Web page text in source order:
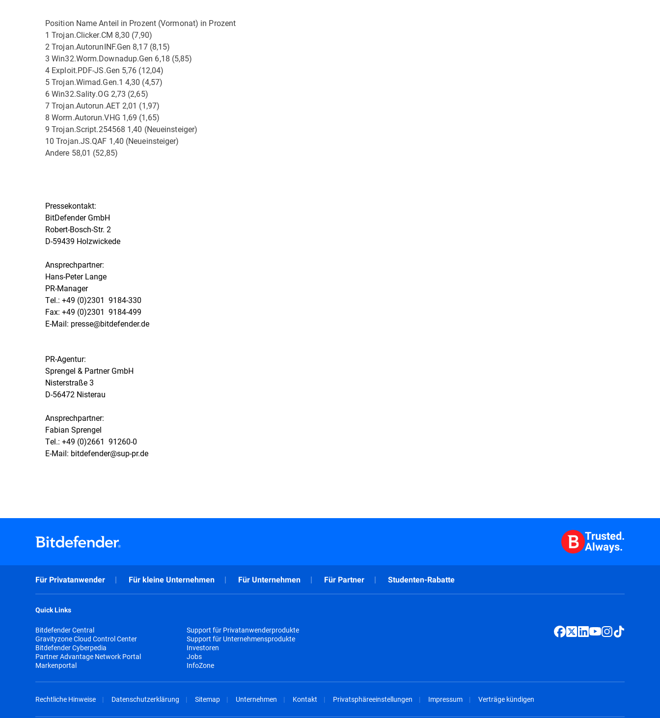
Position Name Anteil in Prozent (Vormonat) in Prozent
1 Trojan.Clicker.CM 8,30 (7,90)
2 Trojan.AutorunINF.Gen 8,17 (8,15)
3 Win32.Worm.Downadup.Gen 6,18 (5,85)
4 Exploit.PDF-JS.Gen 5,76 (12,04)
5 Trojan.Wimad.Gen.1 4,30 (4,57)
6 Win32.Sality.OG 2,73 (2,65)
7 Trojan.Autorun.AET 2,01 (1,97)
8 Worm.Autorun.VHG 1,69 (1,65)
9 Trojan.Script.254568 1,40 (Neueinsteiger)
10 Trojan.JS.QAF 1,40 (Neueinsteiger)
Andere 58,01 (52,85)
Pressekontakt:
BitDefender GmbH
Robert-Bosch-Str. 2
D-59439 Holzwickede
Ansprechpartner:
Hans-Peter Lange
PR-Manager
Tel.: +49 (0)2301  9184-330
Fax: +49 (0)2301  9184-499
E-Mail: presse@bitdefender.de
PR-Agentur:
Sprengel & Partner GmbH
Nisterstraße 3
D-56472 Nisterau
Ansprechpartner:
Fabian Sprengel
Tel.: +49 (0)2661  91260-0
E-Mail: bitdefender@sup-pr.de
Trusted.
Always.
Für Privatanwender Für kleine Unternehmen Für Unternehmen Für Partner Studenten-Rabatte
Quick Links
Bitdefender Central
Gravityzone Cloud Control Center
Bitdefender Cyberpedia
Partner Advantage Network Portal
Markenportal
Support für Privatanwenderprodukte
Support für Unternehmensprodukte
Investoren
Jobs
InfoZone
Rechtliche Hinweise Datenschutzerklärung Sitemap Unternehmen Kontakt Privatsphäreeinstellungen Impressum Verträge kündigen